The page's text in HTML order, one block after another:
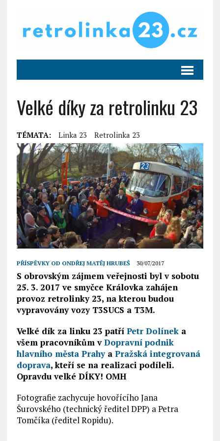
Velké díky za retrolinku 23
TÉMATA: Linka 23 Retrolinka 23
PŘÍSPĚVKY OD ONDŘEJ MATĚJ HRUBEŠ 30/07/2017
S obrovským zájmem veřejnosti byl v sobotu
25. 3. 2017 ve smyčce Královka zahájen
provoz retrolinky 23, na kterou budou
vypravovány vozy T3SUCS a T3M.
Velké dík za linku 23 patří Petr Dolíneka
všem pracovníkům vDopravní podnik
hlavního města Prahya Pražská integrovaná
doprava, kteří se na realizaci podíleli.
Opravdu velké DÍKY! OMH
Fotografie zachycuje hovořícího Jana
Šurovského (technický ředitel DPP) a Petra
Tomčíka (ředitel Ropidu).